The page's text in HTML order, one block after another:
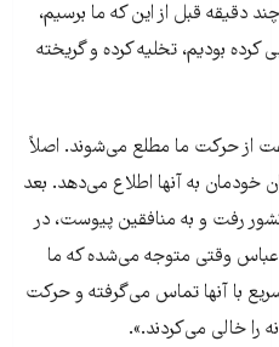
دقیقه قبل از این که ما برسیم،
کرده بودیم، تخلیه کرده و گریخته
از حرکت ما مطلع می‌شوند. اصلاً
خودمان به آنها اطلاع می‌دهد. بعد
کشور رفت و به منافقین پیوست، در
عباس وقتی متوجه می‌شده که ما
با آنها تماس می‌گرفته و حرکت
را خالی می‌کردند.».